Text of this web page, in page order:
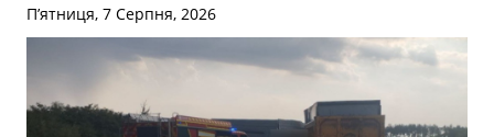
П’ятниця, 7 Серпня, 2026